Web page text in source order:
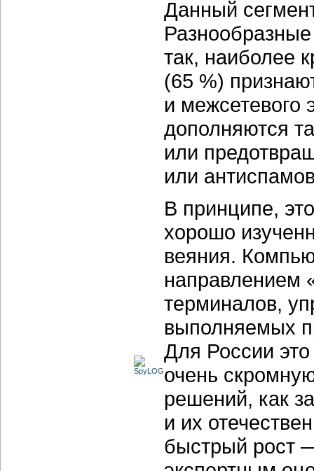
Данный
так, наиболее
(65 %)
и межсетевого
дополняются
или
или
В принципе,
хорошо
веяния.
направлением
терминалов,
выполняемых
Для России
очень
решений, как
и их
быстрый рост